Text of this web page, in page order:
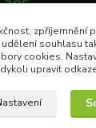
385
zpříjemnění
souhlasu
cookies.
upravit